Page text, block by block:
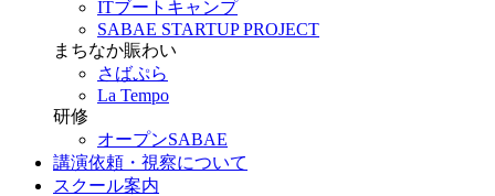
ITブートキャンプ
SABAE STARTUP PROJECT
まちなか賑わい
さばぷら
La Tempo
研修
オープンSABAE
講演依頼・視察について
スクール案内